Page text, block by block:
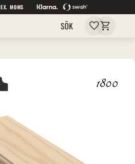
EX. MOMS
SÖK Favoriter
Kundvagn